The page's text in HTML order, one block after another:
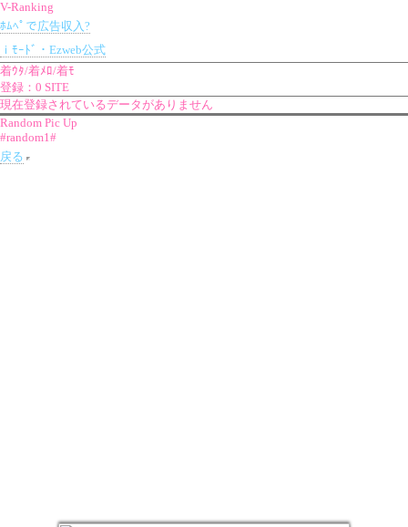
V-Ranking
ﾎﾑﾍﾟで広告収入?
ｉﾓｰﾄﾞ・Ezweb公式
着ｳﾀ/着ﾒﾛ/着ﾓ
登録：0 SITE
現在登録されているデータがありません
Random Pic Up
#random1#
戻る